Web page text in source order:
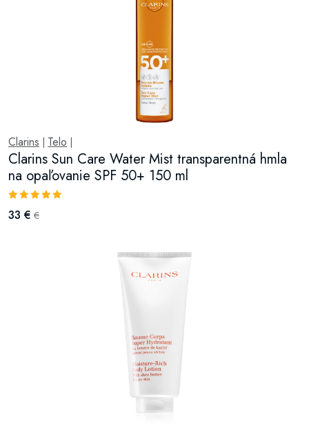
Clarins Telo
Clarins Sun Care Water Mist transparentná hmla
na opaľovanie SPF 50+ 150 ml
33 € €